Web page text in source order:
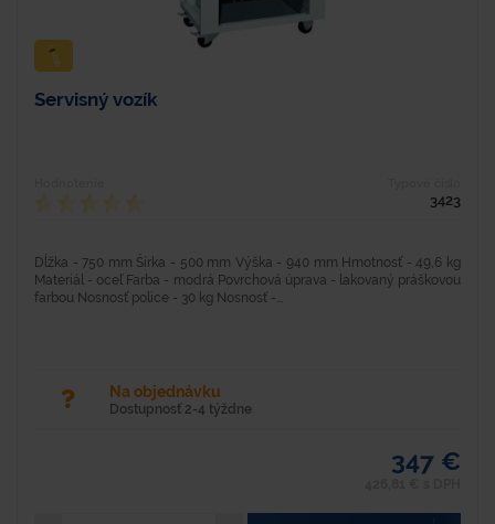
Servisný vozík
3423
Dĺžka - 750 mm Šírka - 500 mm Výška - 940 mm Hmotnosť - 49,6 kg
Materiál - oceľ Farba - modrá Povrchová úprava - lakovaný práškovou
farbou Nosnosť police - 30 kg Nosnosť -...
Na objednávku
Dostupnosť 2-4 týždne
347 €